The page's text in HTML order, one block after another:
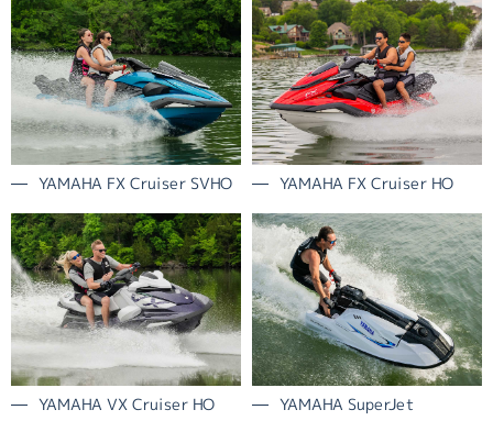
YAMAHA FX Cruiser SVHO YAMAHA FX Cruiser HO
YAMAHA VX Cruiser HO YAMAHA SuperJet